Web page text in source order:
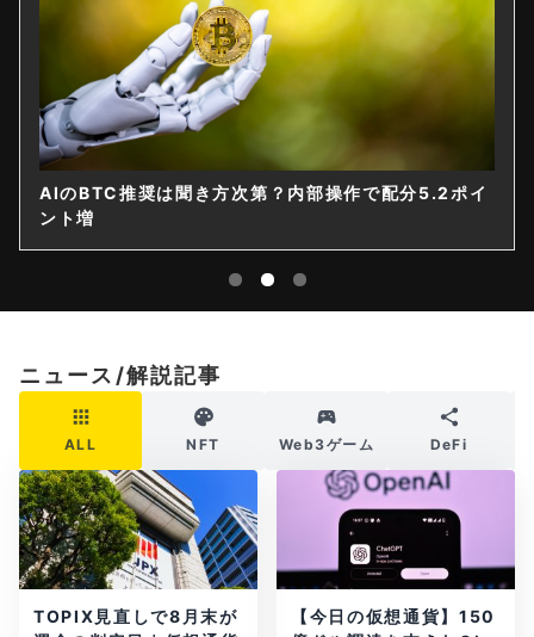
AIのBTC推奨は聞き方次第？内部操作で配分5.2ポイ
ント増
ニュース/解説記事
ALL NFT Web3ゲーム DeFi
TOPIX見直しで8月末が
【今日の仮想通貨】150